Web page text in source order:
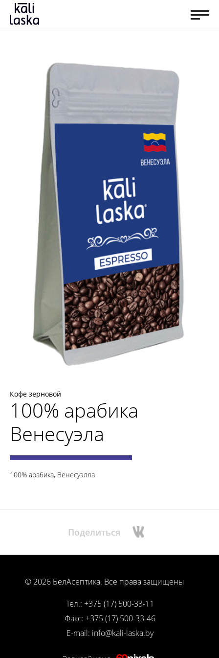
Кофе зерновой
100% арабика
Венесуэла
100% арабика, Венесуэлла
Поделиться
© 2026 БелАсептика. Все права защищены
Тел.: +375 (17) 500-33-11
Факс: +375 (17) 500-33-46
E-mail: info@kali-laska.by